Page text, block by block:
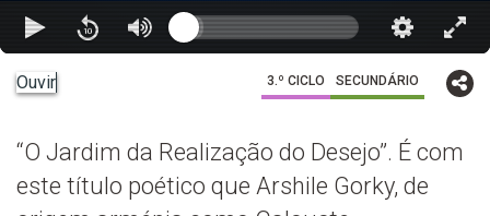
Ouvir 3.º CICLO SECUNDÁRIO
“O Jardim da Realização do Desejo”. É com
este título poético que Arshile Gorky, de